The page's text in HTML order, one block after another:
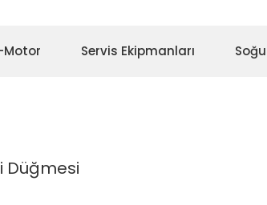
Motor Servis Ekipmanları
Düğmesi